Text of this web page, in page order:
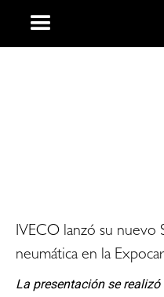
IVECO lanzó su nuevo
neumática en la
La presentación se